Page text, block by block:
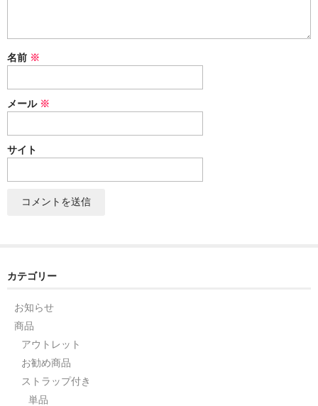
単品
セット
アウトレット
お問い合わせ
名前 ※
メール ※
サイト
カテゴリー
お知らせ
商品
アウトレット
お勧め商品
ストラップ付き
単品